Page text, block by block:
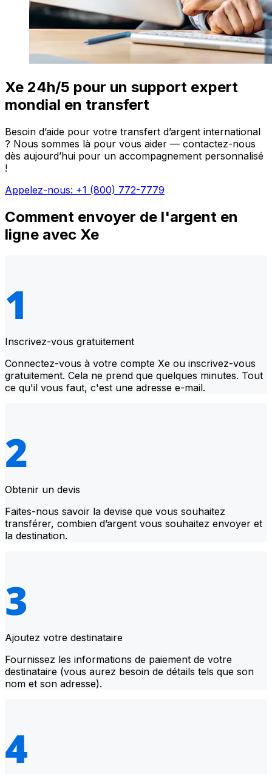
Xe 24h/5 pour un support expert
mondial en transfert
Besoin d’aide pour votre transfert d’argent international
? Nous sommes là pour vous aider — contactez-nous
dès aujourd’hui pour un accompagnement personnalisé
!
Appelez-nous: +1 (800) 772-7779
Comment envoyer de l'argent en
ligne avec Xe
Inscrivez-vous gratuitement
Connectez-vous à votre compte Xe ou inscrivez-vous
gratuitement. Cela ne prend que quelques minutes. Tout
ce qu'il vous faut, c'est une adresse e-mail.
Obtenir un devis
Faites-nous savoir la devise que vous souhaitez
transférer, combien d’argent vous souhaitez envoyer et
la destination.
Ajoutez votre destinataire
Fournissez les informations de paiement de votre
destinataire (vous aurez besoin de détails tels que son
nom et son adresse).